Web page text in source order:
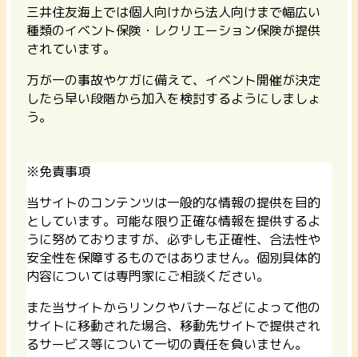
三井住友海上では個人向けから法人向けまで幅広い
種類のイベント保険・レクリエーション保険が提供
されています。
万が一の事故やケガに備えて、イベント開催が決定
したら早い段階から加入を検討するようにしましょ
う。
※免責事項
当サイトのコンテンツは一般的な情報の提供を目的
としています。可能な限り正確な情報を提供するよ
うに努めておりますが、必ずしも正確性、合法性や
安全性を保障するものではありません。個別具体的
内容については専門家にご相談ください。
また当サイトからリンクやバナーなどによって他の
サイトに移動された場合、移動先サイトで提供され
るサービス等について一切の責任を負いません。